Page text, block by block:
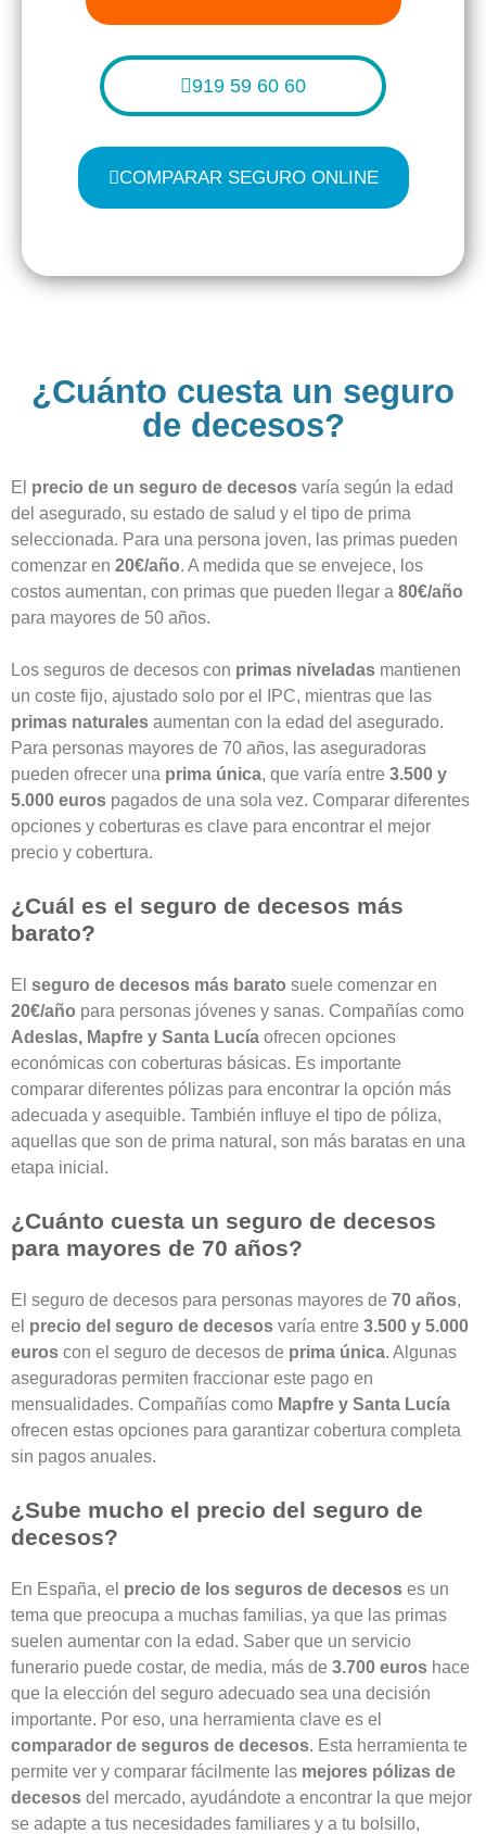
919 59 60 60
COMPARAR SEGURO ONLINE
¿Cuánto cuesta un seguro
de decesos?
El precio de un seguro de decesos varía según la edad
del asegurado, su estado de salud y el tipo de prima
seleccionada. Para una persona joven, las primas pueden
comenzar en 20€/año. A medida que se envejece, los
costos aumentan, con primas que pueden llegar a 80€/año
para mayores de 50 años.
Los seguros de decesos con primas niveladas mantienen
un coste fijo, ajustado solo por el IPC, mientras que las
primas naturales aumentan con la edad del asegurado.
Para personas mayores de 70 años, las aseguradoras
pueden ofrecer una prima única, que varía entre 3.500 y
5.000 euros pagados de una sola vez. Comparar diferentes
opciones y coberturas es clave para encontrar el mejor
precio y cobertura.
¿Cuál es el seguro de decesos más
barato?
El seguro de decesos más barato suele comenzar en
20€/año para personas jóvenes y sanas. Compañías como
Adeslas, Mapfre y Santa Lucía ofrecen opciones
económicas con coberturas básicas. Es importante
comparar diferentes pólizas para encontrar la opción más
adecuada y asequible. También influye el tipo de póliza,
aquellas que son de prima natural, son más baratas en una
etapa inicial.
¿Cuánto cuesta un seguro de decesos
para mayores de 70 años?
El seguro de decesos para personas mayores de 70 años,
el precio del seguro de decesos varía entre 3.500 y 5.000
euros con el seguro de decesos de prima única. Algunas
aseguradoras permiten fraccionar este pago en
mensualidades. Compañías como Mapfre y Santa Lucía
ofrecen estas opciones para garantizar cobertura completa
sin pagos anuales.
¿Sube mucho el precio del seguro de
decesos?
En España, el precio de los seguros de decesos es un
tema que preocupa a muchas familias, ya que las primas
suelen aumentar con la edad. Saber que un servicio
funerario puede costar, de media, más de 3.700 euros hace
que la elección del seguro adecuado sea una decisión
importante. Por eso, una herramienta clave es el
comparador de seguros de decesos. Esta herramienta te
permite ver y comparar fácilmente las mejores pólizas de
decesos del mercado, ayudándote a encontrar la que mejor
se adapte a tus necesidades familiares y a tu bolsillo,